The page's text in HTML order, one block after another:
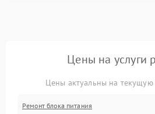
Цены на услуги
Цены актуальны на
Ремонт блока питания